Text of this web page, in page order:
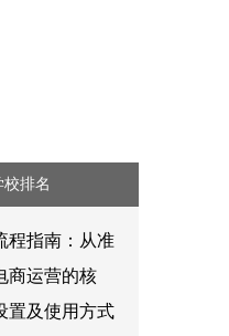
校排名
程指南：从准
商运营的核
置及使用方式